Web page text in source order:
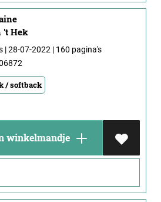
't Hek
| 28-07-2022 | 160 pagina's
/ softback
winkelmandje